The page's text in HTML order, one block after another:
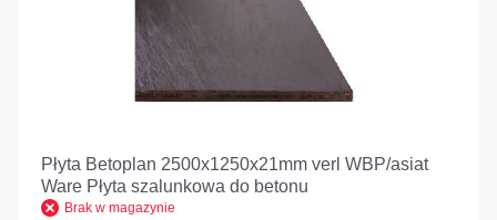
Płyta Betoplan 2500x1250x21mm verl WBP/asiat
Ware Płyta szalunkowa do betonu
Brak w magazynie